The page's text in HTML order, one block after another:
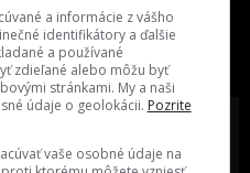
miesto na
next time
na svete
a informácie z vášho
identifikátory a ďalšie
a používané
zdieľané alebo môžu byť
stránkami. My a naši
údaje o geolokácii. Pozrite
vaše osobné údaje na